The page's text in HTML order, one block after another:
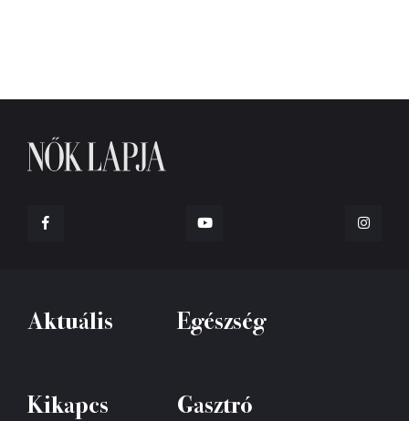
Aktuális Egészség
Kikapcs Gasztró